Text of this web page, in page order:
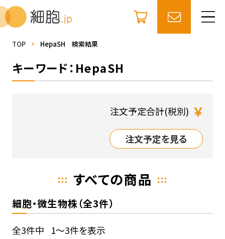
TOP HepaSH 検索結果
キーワード：HepaSH
注文予定合計(税別) ￥
注文予定を見る
すべての商品
細胞・微生物株（全3件）
全3件中 1～3件を表示